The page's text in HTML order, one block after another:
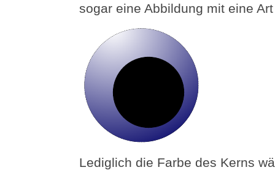
sogar eine Abbildung mit eine
Lediglich die Farbe des Kerns